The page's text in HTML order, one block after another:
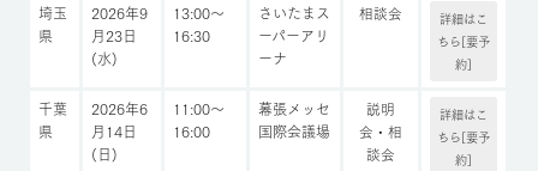
埼玉
県
2026年9
月23日
(水)
13:00～
16:30
さいたまス
ーパーアリ
ーナ
相談会
詳細はこ
ちら[要予
約]
千葉
県
2026年6
月14日
(日)
11:00～
16:00
幕張メッセ
国際会議場
説明
会・相
談会
詳細はこ
ちら[要予
約]